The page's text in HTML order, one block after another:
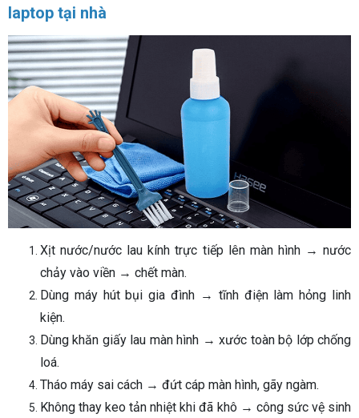
laptop tại nhà
Xịt nước/nước lau kính trực tiếp lên màn hình → nước
chảy vào viền → chết màn.
Dùng máy hút bụi gia đình → tĩnh điện làm hỏng linh
kiện.
Dùng khăn giấy lau màn hình → xước toàn bộ lớp chống
loá.
Tháo máy sai cách → đứt cáp màn hình, gãy ngàm.
Không thay keo tản nhiệt khi đã khô → công sức vệ sinh